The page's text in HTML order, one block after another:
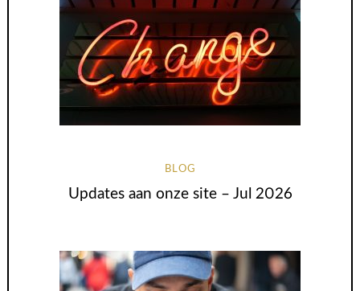
BLOG
Updates aan onze site – Jul 2026